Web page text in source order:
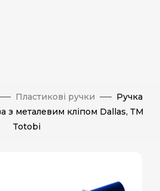
Пластикові ручки
Ручка
з металевим кліпом Dallas, ТМ
Totobi